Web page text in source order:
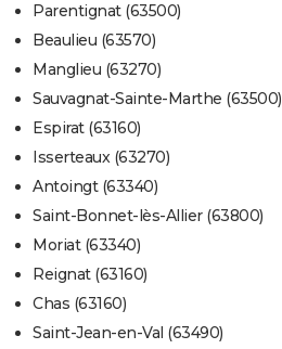
Parentignat (63500)
Beaulieu (63570)
Manglieu (63270)
Sauvagnat-Sainte-Marthe (63500)
Espirat (63160)
Isserteaux (63270)
Antoingt (63340)
Saint-Bonnet-lès-Allier (63800)
Moriat (63340)
Reignat (63160)
Chas (63160)
Saint-Jean-en-Val (63490)